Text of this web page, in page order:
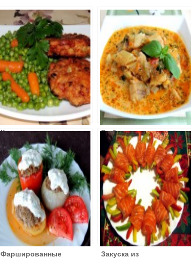
Котлеты из
куриной грудки
с овощами
Рыба тушенная
с овощами и
сметаной
Фаршированные
Закуска из